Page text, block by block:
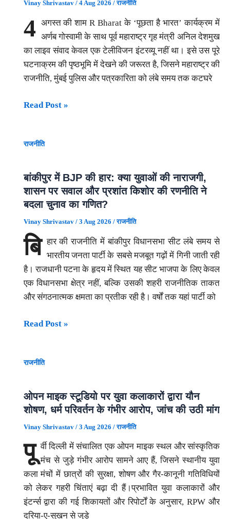
आप
लक्ष्मी
योजना
की
हैं
संपत्ति
और
आवेदन
से
जुड़े
हर
का
आसान
जवाब
Vinay Shrivastav / 4 Aug 2026 /राजनीति
4 अगस्त की शाम R Bharat के ‘पूछता है भारत’ कार्यक्रम में
अर्णब गोस्वामी के साथ पूर्व महाराष्ट्र गृह मंत्री अनिल देशमुख
का लाइव संवाद केवल एक टेलीविजन इंटरव्यू नहीं था। इसे उस पूरे
घटनाक्रम की पृष्ठभूमि में देखने की जरूरत है, जिसने महाराष्ट्र की
राजनीति, मुंबई पुलिस और पत्रकारिता को लंबे समय तक कटघरे
अर्णब
मुकेश
के
अँटीलिया
बम
अनिल
देशमुख
का
बड़ा
खुलासा
साजिश
की
अब
होगी
सच
पूरी
पड़ताल?
Read Post »
राजनीति
बांकीपुर में BJP की हार: क्या युवाओं की नाराजगी,
शासन पर सवाल और प्रशांत किशोर की रणनीति ने
बदला चुनाव का गणित?
Vinay Shrivastav / 3 Aug 2026 /राजनीति
बि हार की राजनीति में बांकीपुर विधानसभा सीट लंबे समय से
भारतीय जनता पार्टी के सबसे मजबूत गढ़ों में गिनी जाती रही
है। राजधानी पटना के हृदय में स्थित यह सीट भाजपा के लिए केवल
एक विधानसभा क्षेत्र नहीं, बल्कि उसकी शहरी राजनीतिक ताकत
और संगठनात्मक क्षमता का प्रतीक रही है। वर्षों तक यहां पार्टी को
बांकीपुर
की
क्या
युवाओं
शासन
पर
सवाल
और
प्रशांत
Read Post »
राजनीति
ओपन माइक स्टूडियो पर युवा कलाकारों द्वारा यौन
शोषण, धर्म परिवर्तन के गंभीर आरोप, जांच की उठी मांग
Vinay Shrivastav / 3 Aug 2026 /राजनीति
पू र्वी दिल्ली में संचालित एक ओपन माइक स्थल और सांस्कृतिक
मंच से जुड़े गंभीर आरोप सामने आए हैं, जिसने स्थानीय युवा
कला मंचों में छात्रों की सुरक्षा, शोषण और गैर-कानूनी गतिविधियों
को लेकर गहरी चिंताएं बढ़ा दी हैं।​प्रभावित युवा कलाकारों और
इंटर्न्स द्वारा की गई शिकायतों और रिपोर्टों के अनुसार, RPW और
दरिया-ए-सुखन से जुड़े